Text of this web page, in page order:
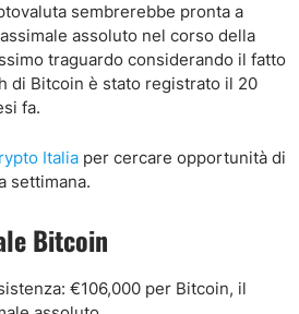
sembrerebbe pronta a
assoluto nel corso della
traguardo considerando il fatto
di Bitcoin è stato registrato il 20
fa.
Italia per cercare opportunità di
settimana.
Bitcoin
€106,000 per Bitcoin, il